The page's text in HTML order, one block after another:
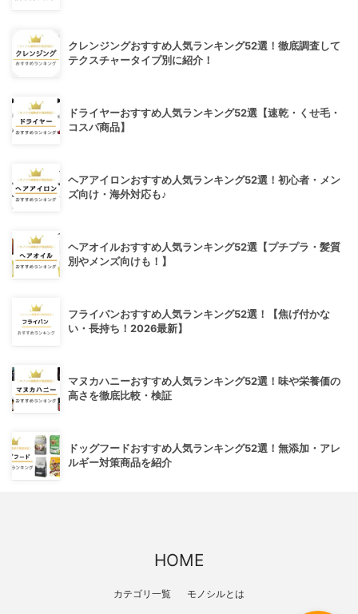
クレンジングおすすめ人気ランキング52選！徹底調査して
テクスチャータイプ別に紹介！
ドライヤーおすすめ人気ランキング52選【速乾・くせ毛・
コスパ商品】
ヘアアイロンおすすめ人気ランキング52選！初心者・メン
ズ向け・海外対応も♪
ヘアオイルおすすめ人気ランキング52選【プチプラ・髪質
別やメンズ向けも！】
フライパンおすすめ人気ランキング52選！【焦げ付かな
い・長持ち！2026最新】
マヌカハニーおすすめ人気ランキング52選！味や栄養価の
高さを徹底比較・検証
ドッグフードおすすめ人気ランキング52選！無添加・アレ
ルギー対策商品を紹介
HOME
カテゴリ一覧 モノシルとは